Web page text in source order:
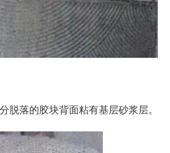
脱落的胶块背面粘有基层砂浆层。